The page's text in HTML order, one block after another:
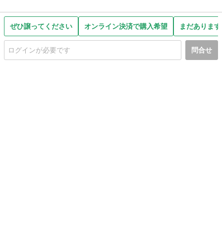
ぜひ譲ってください オンライン決済で購入希望 まだありま
問合せ